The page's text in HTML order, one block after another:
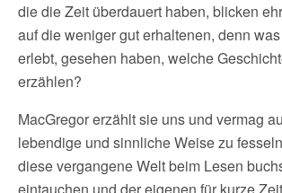
die die Zeit überdauert haben, blicken
auf die weniger gut erhaltenen, denn
erlebt, gesehen haben, welche
erzählen?
MacGregor erzählt sie uns und vermag
lebendige und sinnliche Weise zu
diese vergangene Welt beim Lesen